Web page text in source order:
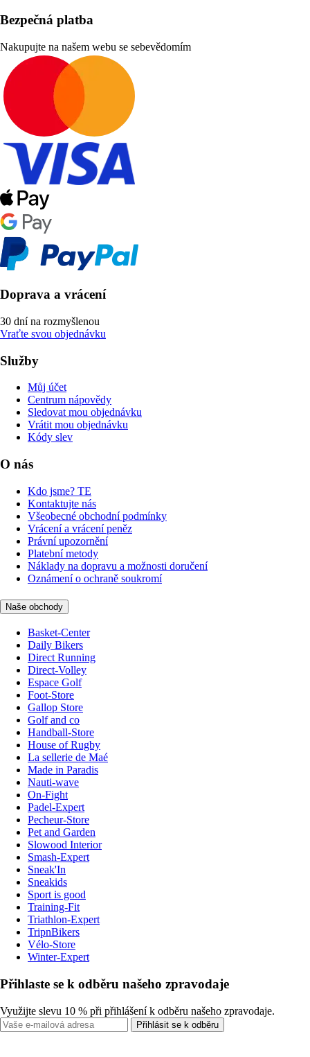
Bezpečná platba
Nakupujte na našem webu se sebevědomím
Doprava a vrácení
30 dní na rozmyšlenou
Vraťte svou objednávku
Služby
Můj účet
Centrum nápovědy
Sledovat mou objednávku
Vrátit mou objednávku
Kódy slev
O nás
Kdo jsme? TE
Kontaktujte nás
Všeobecné obchodní podmínky
Vrácení a vrácení peněz
Právní upozornění
Platební metody
Náklady na dopravu a možnosti doručení
Oznámení o ochraně soukromí
Naše obchody
Basket-Center
Daily Bikers
Direct Running
Direct-Volley
Espace Golf
Foot-Store
Gallop Store
Golf and co
Handball-Store
House of Rugby
La sellerie de Maé
Made in Paradis
Nauti-wave
On-Fight
Padel-Expert
Pecheur-Store
Pet and Garden
Slowood Interior
Smash-Expert
Sneak'In
Sneakids
Sport is good
Training-Fit
Triathlon-Expert
TripnBikers
Vélo-Store
Winter-Expert
Přihlaste se k odběru našeho zpravodaje
Využijte slevu 10 % při přihlášení k odběru našeho zpravodaje.
Přihlásit se k odběru